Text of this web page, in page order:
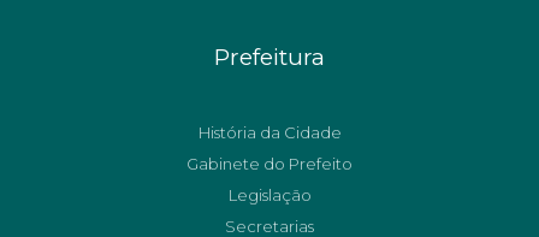
Prefeitura
História da Cidade
Gabinete do Prefeito
Legislação
Secretarias